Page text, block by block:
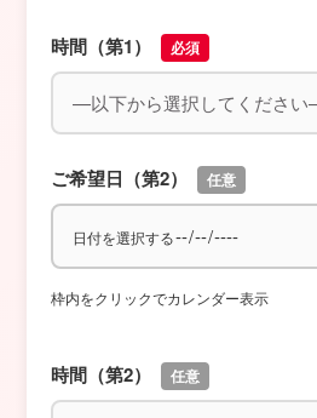
時間（第1） 必須
ご希望日（第2） 任意
枠内をクリックでカレンダー表示
時間（第2） 任意